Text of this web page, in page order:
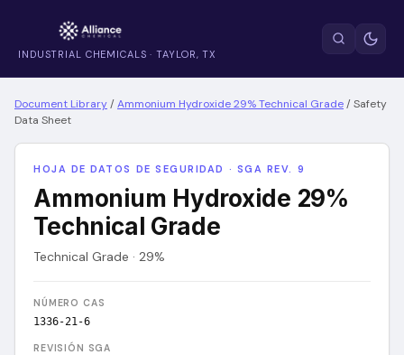
INDUSTRIAL CHEMICALS · TAYLOR, TX
Document Library/Ammonium Hydroxide 29% Technical Grade/Safety
Data Sheet
HOJA DE DATOS DE SEGURIDAD · SGA REV. 9
Ammonium Hydroxide 29%
Technical Grade
Technical Grade · 29%
NÚMERO CAS
1336-21-6
REVISIÓN SGA